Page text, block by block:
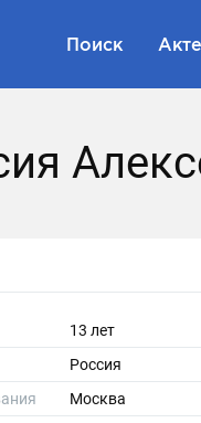
Поиск
13 лет
Россия
Москва